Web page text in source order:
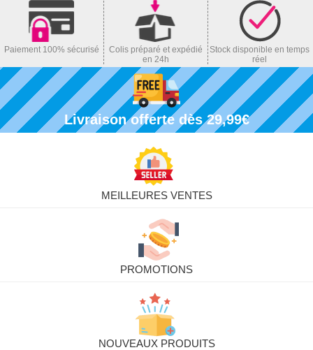
Paiement 100% sécurisé
Colis préparé et expédié
en 24h
Stock disponible en temps
réel
Livraison offerte dès 29,99€
MEILLEURES VENTES
PROMOTIONS
NOUVEAUX PRODUITS